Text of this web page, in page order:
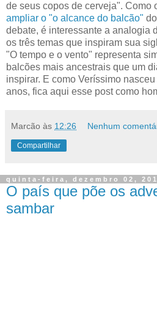
de seus copos de cerveja". Como
ampliar o "o alcance do balcão"
debate, é interessante a analogia
os três temas que inspiram sua
"O tempo e o vento" representa
balcões mais ancestrais que um
inspirar. E como Veríssimo
anos, fica aqui esse post como
Marcão às 12:26 Nenhum
Compartilhar
quinta-feira, dezembro 02,
O país que põe os
sambar